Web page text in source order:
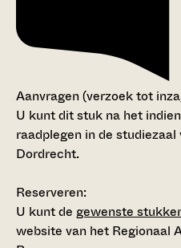
Aanvragen (verzoek tot
U kunt dit stuk na het
raadplegen in de
Dordrecht.
Reserveren:
U kunt de gewenste
website van het Regionaal